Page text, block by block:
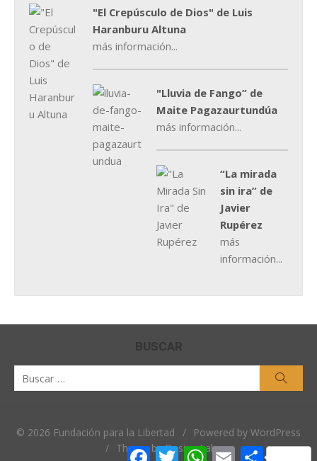
"El Crepúsculo de Dios" de Luis
Haranburu Altuna
más información...
"Lluvia de Fango” de
Maite Pagazaurtundúa
más información...
“La mirada
sin ira” de
Javier
Rupérez
más
información...
BUSCAR
© 2026 Fundación para la Libertad /
Powered by WordPress
/ Theme by Design Lab
Facebook
TwitterWhatsApp
EmailCompartir